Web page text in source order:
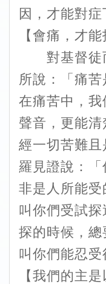
因，才能對症
【會痛，才
對基督徒
所說：「痛
在痛苦中，
聲音，更能
經一切苦難
羅見證說：
非是人所能
叫你們受試
探的時候，總
叫你們能忍
【我們的主